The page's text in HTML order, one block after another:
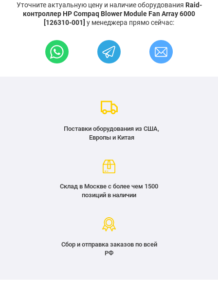
Уточните актуальную цену и наличие оборудования Raid-
контроллер HP Compaq Blower Module Fan Array 6000
[126310-001] у менеджера прямо сейчас:
Поставки оборудования из США,
Европы и Китая
Склад в Москве с более чем 1500
позиций в наличии
Сбор и отправка заказов по всей
РФ